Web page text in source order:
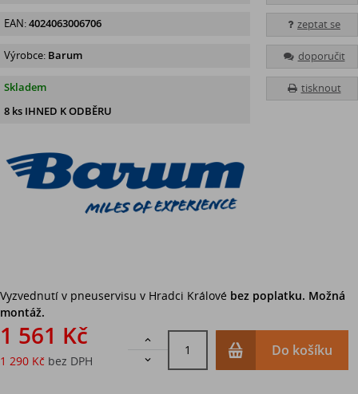
zeptat se
doporučit
tisknout
EAN:4024063006706
Výrobce: Barum
Skladem
8 ks IHNED K ODBĚRU
Vyzvednutí v pneuservisu v Hradci Králové bez poplatku. Možná
montáž.
1 561 Kč
1 290 Kč bez DPH


Do košíku